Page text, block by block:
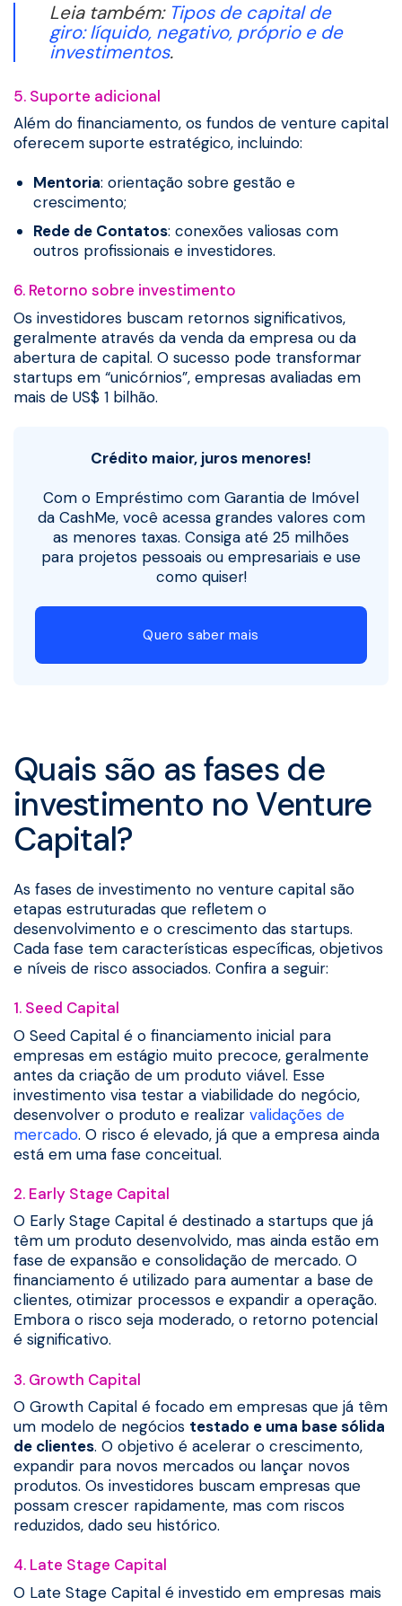
Leia também: Tipos de capital de
giro: líquido, negativo, próprio e de
investimentos.
5. Suporte adicional
Além do financiamento, os fundos de venture capital
oferecem suporte estratégico, incluindo:
Mentoria: orientação sobre gestão e
crescimento;
Rede de Contatos: conexões valiosas com
outros profissionais e investidores.
6. Retorno sobre investimento
Os investidores buscam retornos significativos,
geralmente através da venda da empresa ou da
abertura de capital. O sucesso pode transformar
startups em “unicórnios”, empresas avaliadas em
mais de US$ 1 bilhão.
Crédito maior, juros menores!
Com o Empréstimo com Garantia de Imóvel
da CashMe, você acessa grandes valores com
as menores taxas. Consiga até 25 milhões
para projetos pessoais ou empresariais e use
como quiser!
Quero saber mais
Quais são as fases de
investimento no Venture
Capital?
As fases de investimento no venture capital são
etapas estruturadas que refletem o
desenvolvimento e o crescimento das startups.
Cada fase tem características específicas, objetivos
e níveis de risco associados. Confira a seguir:
1. Seed Capital
O Seed Capital é o financiamento inicial para
empresas em estágio muito precoce, geralmente
antes da criação de um produto viável. Esse
investimento visa testar a viabilidade do negócio,
desenvolver o produto e realizar validações de
mercado. O risco é elevado, já que a empresa ainda
está em uma fase conceitual.
2. Early Stage Capital
O Early Stage Capital é destinado a startups que já
têm um produto desenvolvido, mas ainda estão em
fase de expansão e consolidação de mercado. O
financiamento é utilizado para aumentar a base de
clientes, otimizar processos e expandir a operação.
Embora o risco seja moderado, o retorno potencial
é significativo.
3. Growth Capital
O Growth Capital é focado em empresas que já têm
um modelo de negócios testado e uma base sólida
de clientes. O objetivo é acelerar o crescimento,
expandir para novos mercados ou lançar novos
produtos. Os investidores buscam empresas que
possam crescer rapidamente, mas com riscos
reduzidos, dado seu histórico.
4. Late Stage Capital
O Late Stage Capital é investido em empresas mais